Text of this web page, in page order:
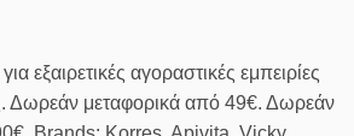
εξαιρετικές αγοραστικές εμπειρίες
Δωρεάν μεταφορικά από 49€. Δωρεάν